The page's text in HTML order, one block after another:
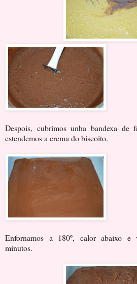
Despois, cubrimos unha bandexa de
estendemos a crema do biscoito.
Enfornamos a 180º, calor abaixo e
minutos.